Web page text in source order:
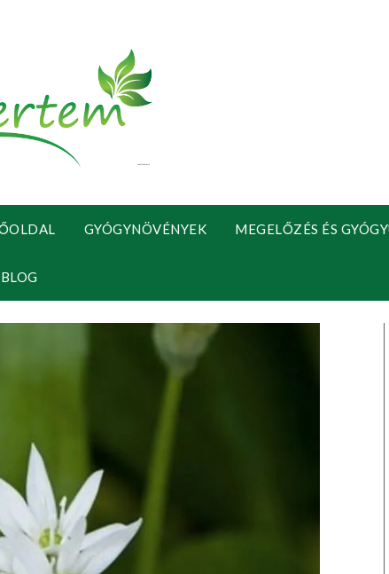
GYÓGYNÖVÉNYEK MEGELŐZÉS ÉS
BLOG